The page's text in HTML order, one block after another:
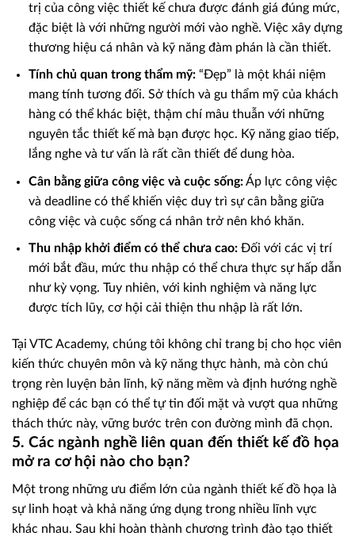
trị của công việc thiết kế chưa được đánh giá đúng mức,
đặc biệt là với những người mới vào nghề. Việc xây dựng
thương hiệu cá nhân và kỹ năng đàm phán là cần thiết.
Tính chủ quan trong thẩm mỹ:“Đẹp” là một khái niệm
mang tính tương đối. Sở thích và gu thẩm mỹ của khách
hàng có thể khác biệt, thậm chí mâu thuẫn với những
nguyên tắc thiết kế mà bạn được học. Kỹ năng giao tiếp,
lắng nghe và tư vấn là rất cần thiết để dung hòa.
Cân bằng giữa công việc và cuộc sống:Áp lực công việc
và deadline có thể khiến việc duy trì sự cân bằng giữa
công việc và cuộc sống cá nhân trở nên khó khăn.
Thu nhập khởi điểm có thể chưa cao:Đối với các vị trí
mới bắt đầu, mức thu nhập có thể chưa thực sự hấp dẫn
như kỳ vọng. Tuy nhiên, với kinh nghiệm và năng lực
được tích lũy, cơ hội cải thiện thu nhập là rất lớn.
Tại VTC Academy, chúng tôi không chỉ trang bị cho học viên
kiến thức chuyên môn và kỹ năng thực hành, mà còn chú
trọng rèn luyện bản lĩnh, kỹ năng mềm và định hướng nghề
nghiệp để các bạn có thể tự tin đối mặt và vượt qua những
thách thức này, vững bước trên con đường mình đã chọn.
5. Các ngành nghề liên quan đến thiết kế đồ họa
mở ra cơ hội nào cho bạn?
Một trong những ưu điểm lớn của ngành thiết kế đồ họa là
sự linh hoạt và khả năng ứng dụng trong nhiều lĩnh vực
khác nhau. Sau khi hoàn thành chương trình đào tạo thiết